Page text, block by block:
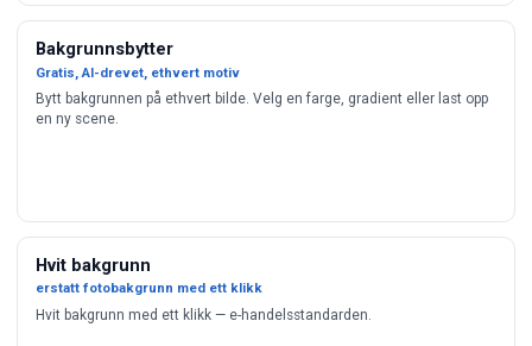
Bakgrunnsbytter
Gratis, AI-drevet, ethvert motiv
Bytt bakgrunnen på ethvert bilde. Velg en farge, gradient eller last opp
en ny scene.
Hvit bakgrunn
erstatt fotobakgrunn med ett klikk
Hvit bakgrunn med ett klikk — e-handelsstandarden.